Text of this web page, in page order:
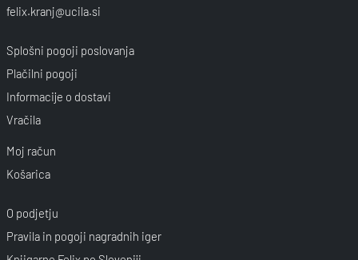
felix.kranj@ucila.si
Splošni pogoji poslovanja
Plačilni pogoji
Informacije o dostavi
Vračila
Moj račun
Košarica
O podjetju
Pravila in pogoji nagradnih iger